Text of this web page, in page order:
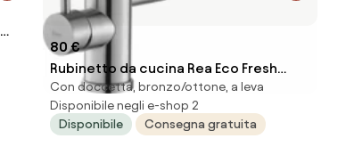
80 €
Rubinetto da cucina Rea Eco Fresh
BRUSH NICKEL
Con doccetta, bronzo/ottone, a leva
Disponibile negli e-shop 2
Disponibile
Consegna gratuita